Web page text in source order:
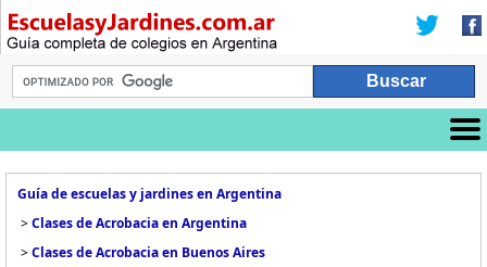
Guía de escuelas y jardines en Argentina
>Clases de Acrobacia en Argentina
>Clases de Acrobacia en Buenos Aires